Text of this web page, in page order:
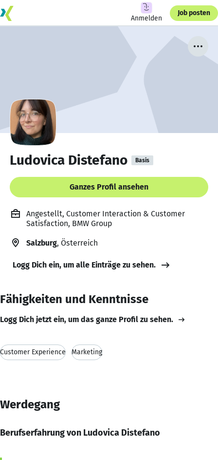
Anmelden
Job posten
Ludovica Distefano Basis
Ganzes Profil ansehen
Angestellt, Customer Interaction & Customer
Satisfaction, BMW Group
Salzburg, Österreich
Logg Dich ein, um alle Einträge zu sehen.
Fähigkeiten und Kenntnisse
Logg Dich jetzt ein, um das ganze Profil zu sehen.
Customer Experience Marketing
Werdegang
Berufserfahrung von Ludovica Distefano